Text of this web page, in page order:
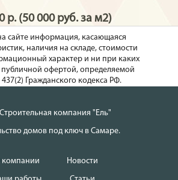
р. (50 000 руб. за м2)
сайте информация, касающаяся
наличия на складе, стоимости
характер и ни при каких
публичной офертой, определяемой
Гражданского кодекса РФ.
компания "Ель"
домов под ключ в Самаре.
Новости